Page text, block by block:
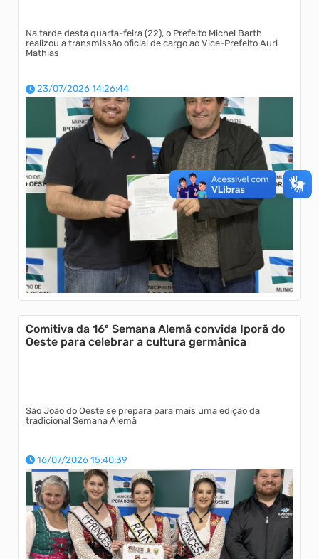
Na tarde desta quarta-feira (22), o Prefeito Michel Barth
realizou a transmissão oficial de cargo ao Vice-Prefeito Auri
Mathias
23/07/2026 14:26:44
Comitiva da 16ª Semana Alemã convida Iporã do
Oeste para celebrar a cultura germânica
São João do Oeste se prepara para mais uma edição da
tradicional Semana Alemã
16/07/2026 15:40:39